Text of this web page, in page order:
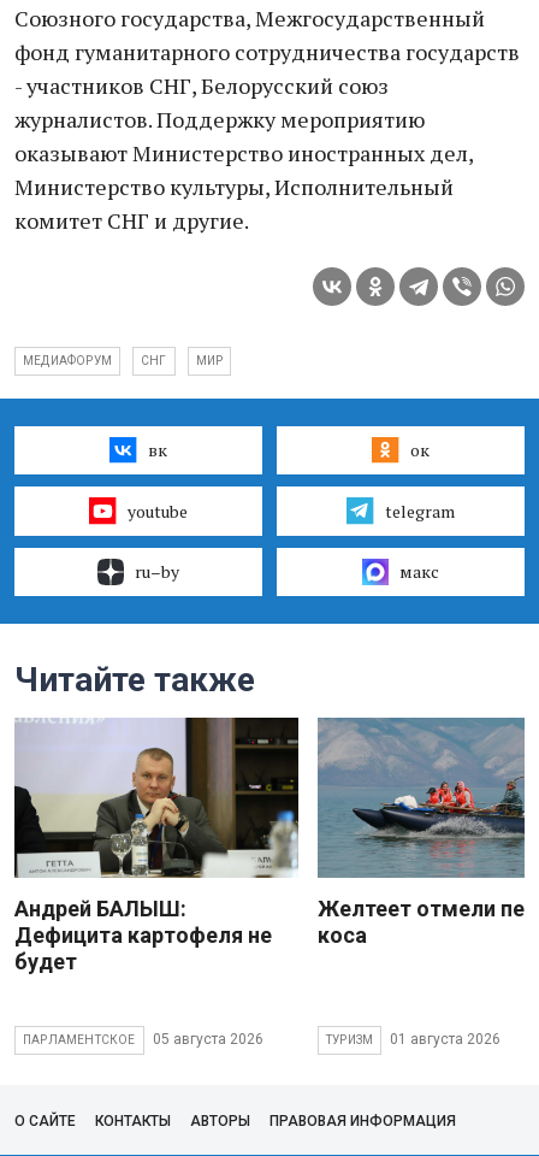
Союзного государства, Межгосударственный
фонд гуманитарного сотрудничества государств
- участников СНГ, Белорусский союз
журналистов. Поддержку мероприятию
оказывают Министерство иностранных дел,
Министерство культуры, Исполнительный
комитет СНГ и другие.
МЕДИАФОРУМ СНГ МИР
вк ок
youtube telegram
ru–by макс
Читайте также
Андрей БАЛЫШ:
Дефицита картофеля не
будет
ПАРЛАМЕНТСКОЕ 05 августа 2026
Желтеет отмели
коса
ТУРИЗМ 01 августа 2026
О САЙТЕ КОНТАКТЫ АВТОРЫ ПРАВОВАЯ ИНФОРМАЦИЯ